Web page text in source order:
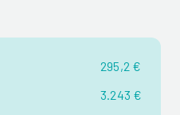
295,2 €
3.243 €